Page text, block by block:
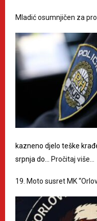
Mladić osumnjičen za
kazneno djelo teške
srpnja do… Pročitaj više…
19. Moto susret MK